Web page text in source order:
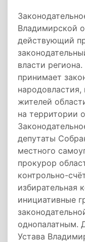
Владимирской
действующий
власти
принимает
народовластия,
жителей
на территории
депутаты
местного
прокурор
контрольно-
избирательная
инициативные
однопалатным.
Устава